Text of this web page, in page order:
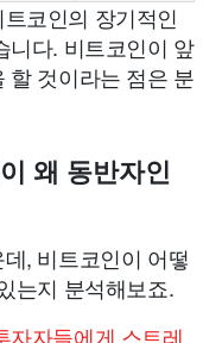
코인의 장기적인
니다. 비트코인이 앞
할 것이라는 점은 분
왜 동반자인
, 비트코인이 어떻
는지 분석해보죠.
자자들에게 스트레